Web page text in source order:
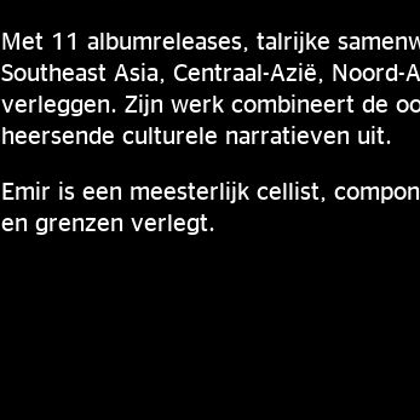
Met 11 albumreleases, talrijke
Southeast Asia, Centraal-Azië,
verleggen. Zijn werk combineert de
heersende culturele narratieven uit.
Emir is een meesterlijk cellist,
en grenzen verlegt.